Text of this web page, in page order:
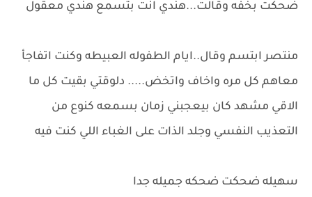
ضحكت بخفه وقالت...هندي انت بتسمع هندي معقول
منتصر ابتسم وقال..ايام الطفوله العبيطه وكنت اتفاجأ
معاهم كل مره واخاف واتخض..... دلوقتي بقيت كل ما
الاقي مشهد كان بيعجبني زمان بسمعه كنوع من
التعذيب النفسي وجلد الذات على الغباء اللي كنت فيه
سهيله ضحكت ضحكه جميله جدا